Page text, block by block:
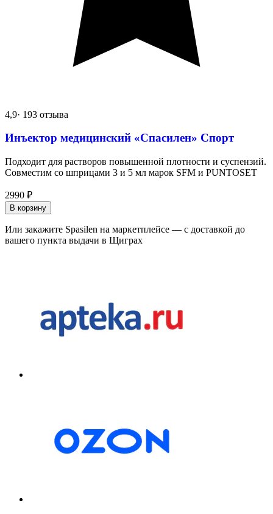
4,9· 193 отзыва
Инъектор медицинский «Спасилен» Спорт
Подходит для растворов повышенной плотности и суспензий.
Совместим со шприцами 3 и 5 мл марок SFM и PUNTOSET
2990 ₽
В корзину
Или закажите Spasilen на маркетплейсе — с доставкой до
вашего пункта выдачи в Щиграх